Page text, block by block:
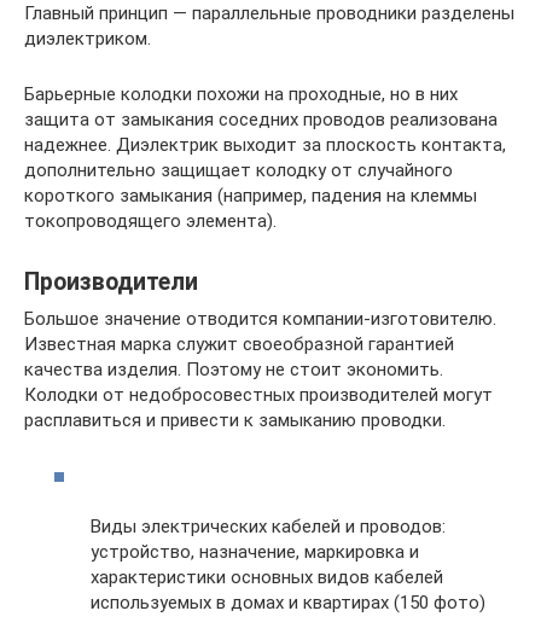
Главный принцип — параллельные проводники разделены
диэлектриком.
Барьерные колодки похожи на проходные, но в них
защита от замыкания соседних проводов реализована
надежнее. Диэлектрик выходит за плоскость контакта,
дополнительно защищает колодку от случайного
короткого замыкания (например, падения на клеммы
токопроводящего элемента).
Производители
Большое значение отводится компании-изготовителю.
Известная марка служит своеобразной гарантией
качества изделия. Поэтому не стоит экономить.
Колодки от недобросовестных производителей могут
расплавиться и привести к замыканию проводки.
Виды электрических кабелей и проводов:
устройство, назначение, маркировка и
характеристики основных видов кабелей
используемых в домах и квартирах (150 фото)